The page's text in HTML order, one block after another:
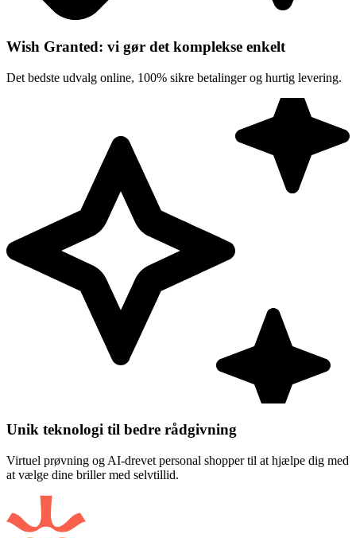
Wish Granted: vi gør det komplekse enkelt
Det bedste udvalg online, 100% sikre betalinger og hurtig levering.
Unik teknologi til bedre rådgivning
Virtuel prøvning og AI-drevet personal shopper til at hjælpe dig med
at vælge dine briller med selvtillid.